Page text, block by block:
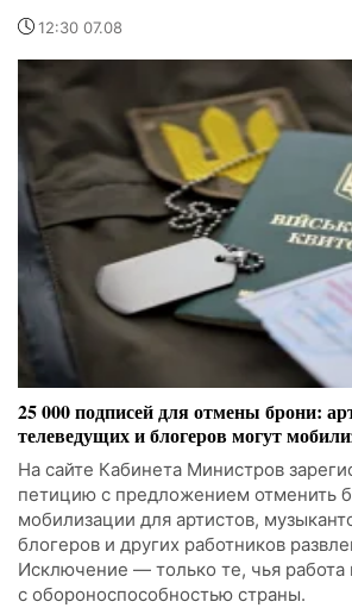
12:30 07.08
25 000 подписей для отмены брони:
телеведущих и блогеров могут
На сайте Кабинета Министров
петицию с предложением отменить
мобилизации для артистов,
блогеров и других работников
Исключение — только те, чья работа
с обороноспособностью страны.